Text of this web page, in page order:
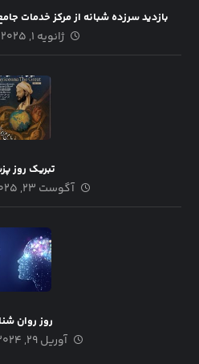
بازدید سرزده شبانه از مرکز خدمات
ژانویه ۱, ۲۰۲۵
تبریک روز
آگوست ۲۳, ۲۰۲۵
روز روان
آوریل ۲۹, ۲۰۲۴